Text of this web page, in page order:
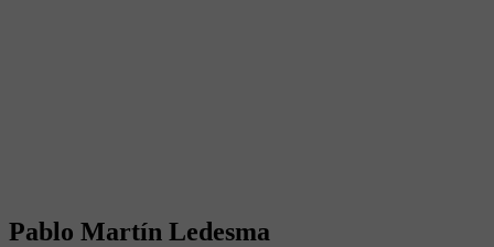
Pablo Martín Ledesma